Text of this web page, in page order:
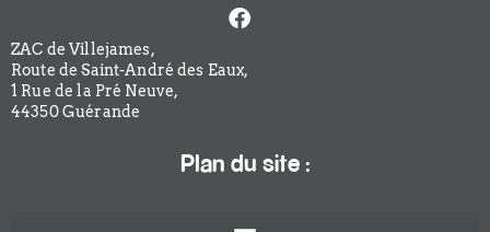
Facebook-
f
ZAC de Villejames,
Route de Saint-André des Eaux,
1 Rue de la Pré Neuve,
44350 Guérande
Plan du site :